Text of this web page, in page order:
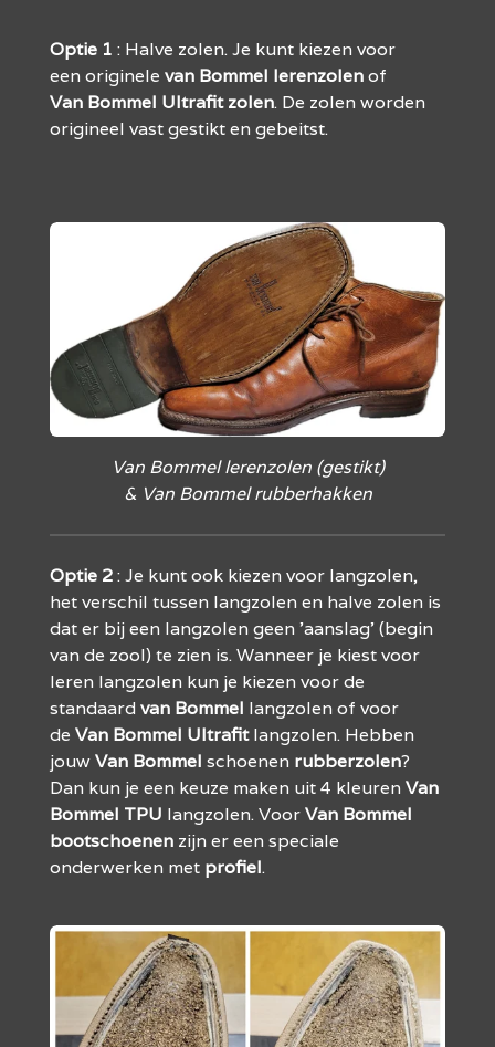
Optie 1 : Halve zolen. Je kunt kiezen voor
een originele van Bommel lerenzolenof
Van Bommel Ultrafit zolen. De zolen worden
origineel vast gestikt en gebeitst.
Van Bommel lerenzolen (gestikt)
& Van Bommel rubberhakken
Optie 2: Je kunt ook kiezen voor langzolen,
het verschil tussen langzolen en halve zolen is
dat er bij een langzolen geen 'aanslag' (begin
van de zool) te zien is. Wanneer je kiest voor
leren langzolen kun je kiezen voor de
standaard van Bommel langzolen of voor
de Van Bommel Ultrafitlangzolen. Hebben
jouwVan Bommel schoenen rubberzolen?
Dan kun je een keuze maken uit 4 kleuren Van
Bommel TPU langzolen. VoorVan Bommel
bootschoenenzijn er een speciale
onderwerken met profiel.